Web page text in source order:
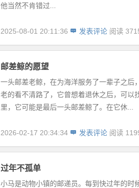
他当然不肯错过...
2025-08-01 20:11:36 发表评论 阅读
邮差鲸的愿望
一头邮差老鲸，在为海洋服务了一辈子之后
老的看不清路了，它曾想着退休之后，可以
里，它可能是最后一头邮差鲸了。在它休...
2026-02-17 20:34:34 发表评论 阅读
过年不孤单
小马是动物小镇的邮递员。每到快过年的时